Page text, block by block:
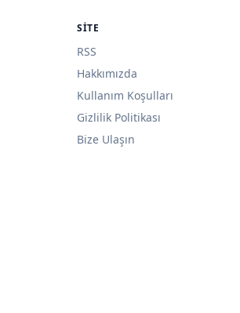
SITE
RSS
Hakkımızda
Kullanım Koşulları
Gizlilik Politikası
Bize Ulaşın